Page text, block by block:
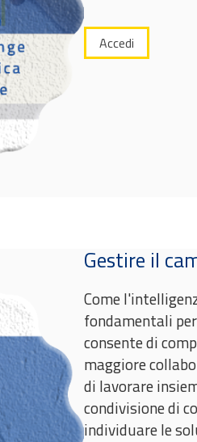
Accedi
Gestire il
Come
fondamentali
consente di
maggiore
di lavorare
condivisione di
individuare le